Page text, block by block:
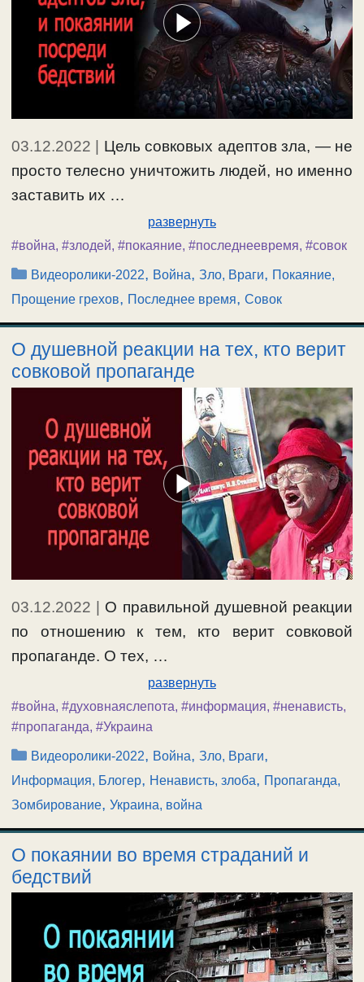
03.12.2022
Цель совковых адептов зла, — не
просто телесно уничтожить людей, но именно
заставить их …
развернуть
#война, #злодей, #покаяние, #последнеевремя, #совок
Рубрики
Видеоролики-2022, Война,Зло, Враги, Покаяние,
Прощение грехов, Последнее время, Совок
О душевной реакции на тех, кто верит
совковой пропаганде
03.12.2022 | О правильной душевной реакции
по отношению к тем, кто верит совковой
пропаганде. О тех, …
развернуть
#война, #духовнаяслепота, #информация, #ненависть,
#пропаганда, #Украина
Рубрики
Видеоролики-2022, Война,Зло, Враги,
Информация, Блогер, Ненависть, злоба, Пропаганда,
Зомбирование, Украина, война
О покаянии во время страданий и
бедствий